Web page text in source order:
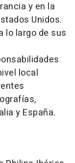
y en la
Unidos.
lo largo de sus
local
y España.